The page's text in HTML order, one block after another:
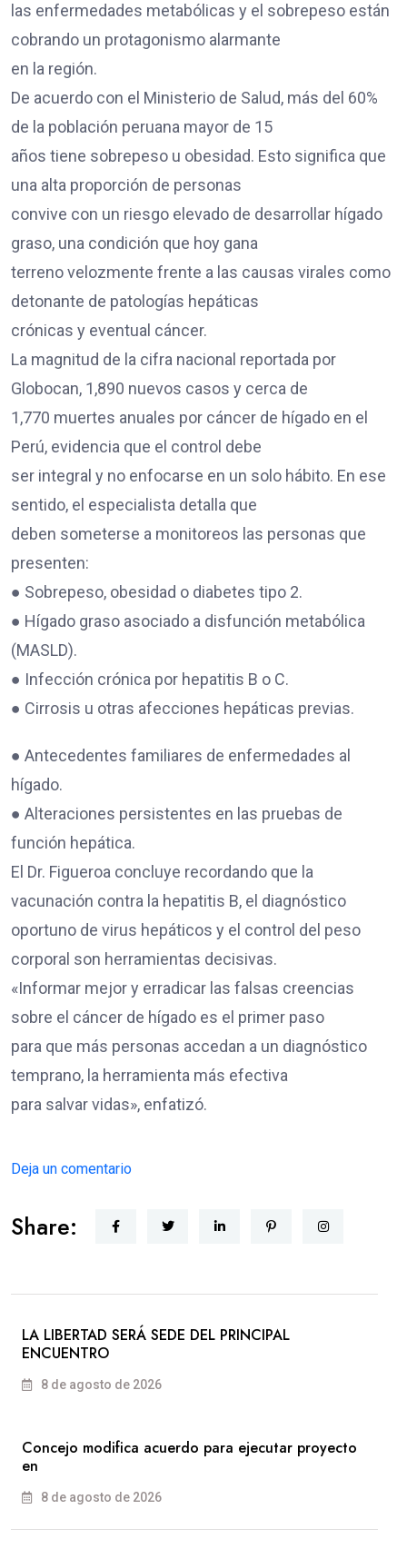
las enfermedades metabólicas y el sobrepeso están
cobrando un protagonismo alarmante
en la región.
De acuerdo con el Ministerio de Salud, más del 60%
de la población peruana mayor de 15
años tiene sobrepeso u obesidad. Esto significa que
una alta proporción de personas
convive con un riesgo elevado de desarrollar hígado
graso, una condición que hoy gana
terreno velozmente frente a las causas virales como
detonante de patologías hepáticas
crónicas y eventual cáncer.
La magnitud de la cifra nacional reportada por
Globocan, 1,890 nuevos casos y cerca de
1,770 muertes anuales por cáncer de hígado en el
Perú, evidencia que el control debe
ser integral y no enfocarse en un solo hábito. En ese
sentido, el especialista detalla que
deben someterse a monitoreos las personas que
presenten:
● Sobrepeso, obesidad o diabetes tipo 2.
● Hígado graso asociado a disfunción metabólica
(MASLD).
● Infección crónica por hepatitis B o C.
● Cirrosis u otras afecciones hepáticas previas.
● Antecedentes familiares de enfermedades al
hígado.
● Alteraciones persistentes en las pruebas de
función hepática.
El Dr. Figueroa concluye recordando que la
vacunación contra la hepatitis B, el diagnóstico
oportuno de virus hepáticos y el control del peso
corporal son herramientas decisivas.
«Informar mejor y erradicar las falsas creencias
sobre el cáncer de hígado es el primer paso
para que más personas accedan a un diagnóstico
temprano, la herramienta más efectiva
para salvar vidas», enfatizó.
Deja un comentario
Share:
LA LIBERTAD SERÁ SEDE DEL PRINCIPAL
ENCUENTRO
8 de agosto de 2026
Concejo modifica acuerdo para ejecutar proyecto
en
8 de agosto de 2026